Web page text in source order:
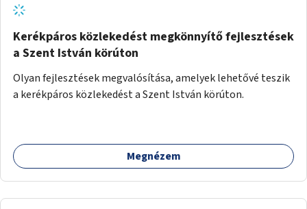
Kerékpáros közlekedést megkönnyítő fejlesztések
a Szent István körúton
Olyan fejlesztések megvalósítása, amelyek lehetővé teszik
a kerékpáros közlekedést a Szent István körúton.
Megnézem